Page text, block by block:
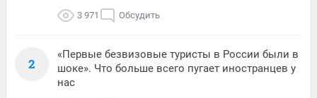
3 971 Обсудить
2
«Первые безвизовые туристы в России были в
шоке». Что больше всего пугает иностранцев у
нас